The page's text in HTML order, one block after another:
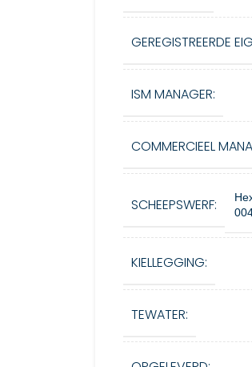
GEREGISTREERDE
ISM MANAGER:
COMMERCIEEL
SCHEEPSWERF:
KIELLEGGING:
TEWATER: